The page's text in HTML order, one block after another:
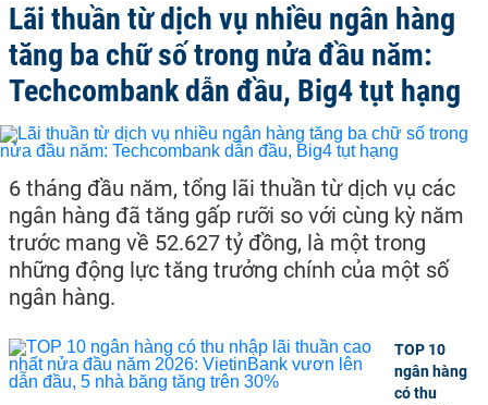
Lãi thuần từ dịch vụ nhiều ngân hàng
tăng ba chữ số trong nửa đầu năm:
Techcombank dẫn đầu, Big4 tụt hạng
6 tháng đầu năm, tổng lãi thuần từ dịch vụ các
ngân hàng đã tăng gấp rưỡi so với cùng kỳ năm
trước mang về 52.627 tỷ đồng, là một trong
những động lực tăng trưởng chính của một số
ngân hàng.
TOP 10
ngân hàng
có thu